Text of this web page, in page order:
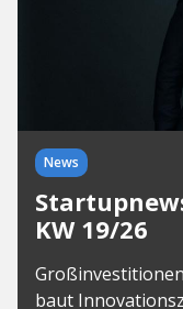
News
KW 19/26
baut